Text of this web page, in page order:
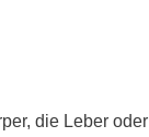
die Leber oder